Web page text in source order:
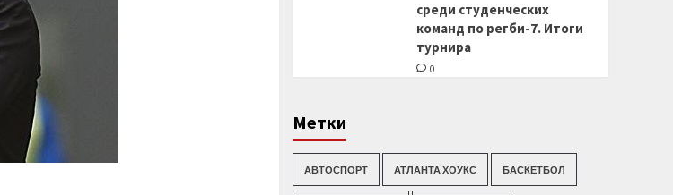
среди студенческих
команд по регби-7. Итоги
турнира
0
Метки
АВТОСПОРТ АТЛАНТА ХОУКС БАСКЕТБОЛ